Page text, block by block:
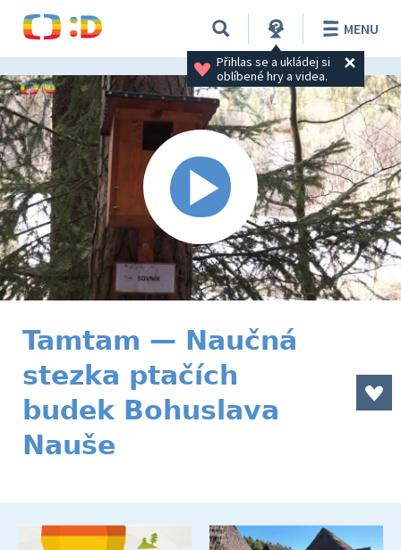
Přihlas se a ukládej si
oblíbené hry a videa.
MENU
Tamtam — Naučná
stezka ptačích
budek Bohuslava
Nauše